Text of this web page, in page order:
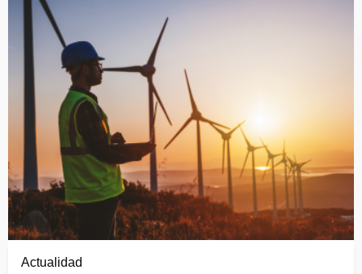
Actualidad